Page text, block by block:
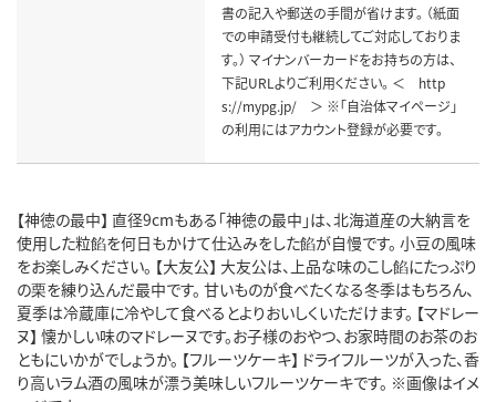
書の記入や郵送の手間が省けます。 （紙面
での申請受付も継続してご対応しておりま
す。） マイナンバーカードをお持ちの方は、
下記URLよりご利用ください。 ＜ http
s://mypg.jp/ ＞ ※「自治体マイページ」
の利用にはアカウント登録が必要です。
【神徳の最中】 直径9cmもある「神徳の最中」は、北海道産の大納言を
使用した粒餡を何日もかけて仕込みをした餡が自慢です。 小豆の風味
をお楽しみください。 【大友公】 大友公は、上品な味のこし餡にたっぷり
の栗を練り込んだ最中です。 甘いものが食べたくなる冬季はもちろん、
夏季は冷蔵庫に冷やして食べるとよりおいしくいただけます。 【マドレー
ヌ】 懐かしい味のマドレーヌです。お子様のおやつ、お家時間のお茶のお
ともにいかがでしょうか。 【フルーツケーキ】 ドライフルーツが入った、香
り高いラム酒の風味が漂う美味しいフルーツケーキです。 ※画像はイメ